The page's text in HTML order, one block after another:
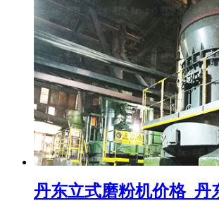
丹东立式磨粉机价格_丹